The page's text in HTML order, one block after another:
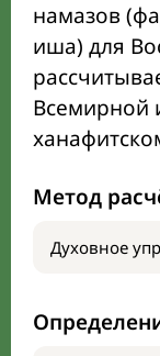
намазов
иша) для
Всемирной
Метод